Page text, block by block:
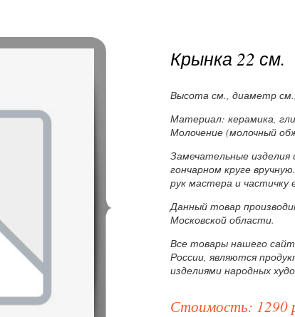
Крынка 22 см.
Высота см., диаметр
Материал: керамика,
Молочение (молочный
Замечательные
гончарном круге
рук мастера и частичку
Данный товар
Московской области.
Все товары нашего
России, являются
изделиями народных
Стоимость: 1290